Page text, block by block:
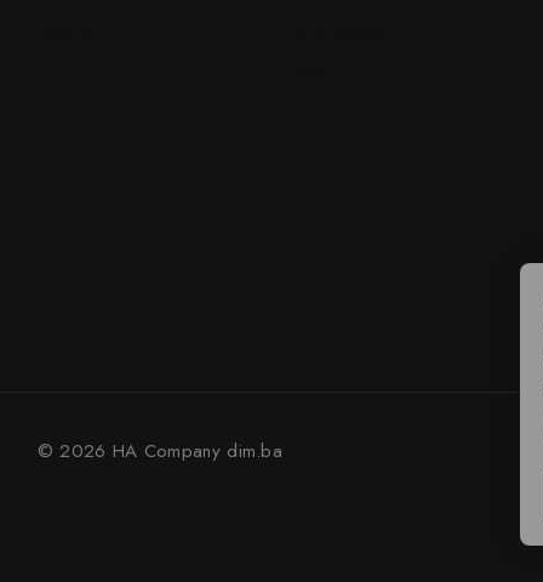
© 2026 HA Company dim.ba